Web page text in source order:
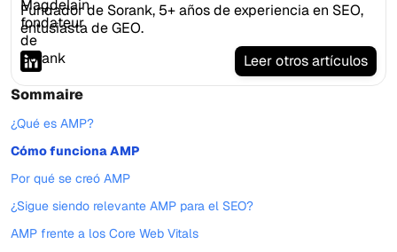
Fundador de Sorank, 5+ años de experiencia en SEO,
entusiasta de GEO.
Leer otros artículos
Sommaire
¿Qué es AMP?
Cómo funciona AMP
Por qué se creó AMP
¿Sigue siendo relevante AMP para el SEO?
AMP frente a los Core Web Vitals